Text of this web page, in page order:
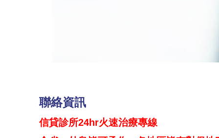
聯絡資訊
信貸診所24hr火速治療專線